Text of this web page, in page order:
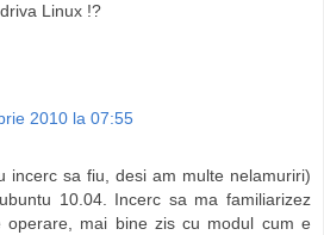
Linux !?
2010 la 07:55
incerc sa fiu, desi am multe nelamuriri)
10.04. Incerc sa ma familiarizez
operare, mai bine zis cu modul cum e